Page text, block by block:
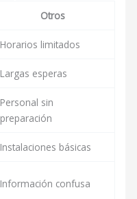
Otros
Horarios limitados
Largas esperas
Personal sin
preparación
Instalaciones básicas
Información confusa